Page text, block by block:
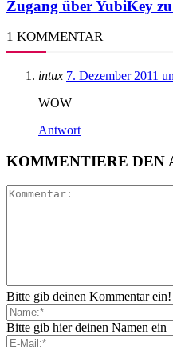
Zugang über YubiKey
1 KOMMENTAR
intux 7. Dezember 2011
WOW
Antwort
KOMMENTIERE DEN
Bitte gib deinen Kommentar ein!
Bitte gib hier deinen Namen ein